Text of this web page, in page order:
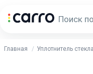
Главная Уплотнитель